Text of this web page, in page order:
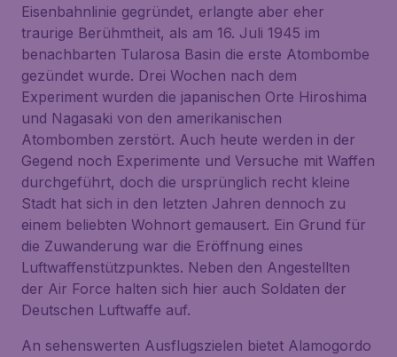
Eisenbahnlinie gegründet, erlangte aber eher
traurige Berühmtheit, als am 16. Juli 1945 im
benachbarten Tularosa Basin die erste Atombombe
gezündet wurde. Drei Wochen nach dem
Experiment wurden die japanischen Orte Hiroshima
und Nagasaki von den amerikanischen
Atombomben zerstört. Auch heute werden in der
Gegend noch Experimente und Versuche mit Waffen
durchgeführt, doch die ursprünglich recht kleine
Stadt hat sich in den letzten Jahren dennoch zu
einem beliebten Wohnort gemausert. Ein Grund für
die Zuwanderung war die Eröffnung eines
Luftwaffenstützpunktes. Neben den Angestellten
der Air Force halten sich hier auch Soldaten der
Deutschen Luftwaffe auf.
An sehenswerten Ausflugszielen bietet Alamogordo